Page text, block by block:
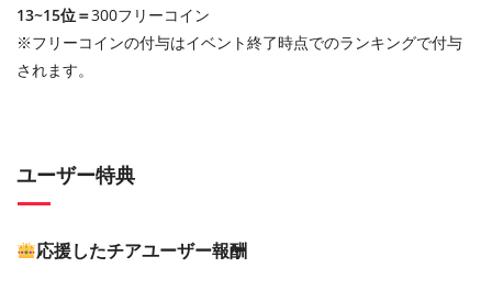
13~15位＝300フリーコイン
※フリーコインの付与はイベント終了時点でのランキングで付与
されます。
ユーザー特典
応援したチアユーザー報酬